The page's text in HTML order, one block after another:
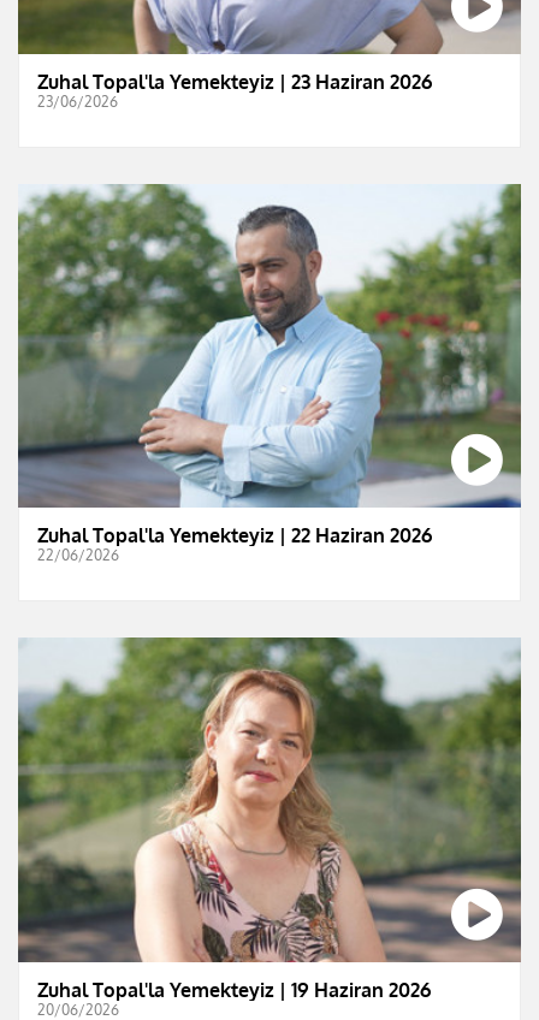
Zuhal Topal'la Yemekteyiz | 23 Haziran 2026
23/06/2026
Zuhal Topal'la Yemekteyiz | 22 Haziran 2026
22/06/2026
Zuhal Topal'la Yemekteyiz | 19 Haziran 2026
20/06/2026